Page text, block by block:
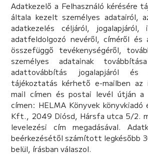
Adatkezelő a Felhasználó kérésére
általa kezelt személyes adatairól,
adatkezelés céljáról, jogalapjáról,
adatfeldolgozó nevéről, címéről és
összefüggő tevékenységéről,
személyes adatainak
adattovábbítás jogalapjáról
tájékoztatás kérhető e-mailben az
mail címen és postai levél útján a
címen: HELMA Könyvek
Kft., 2049 Diósd, Hársfa utca 5/2.
levelezési cím megadásával.
beérkezésétől számított legkésőbb
belül, írásban válaszol.